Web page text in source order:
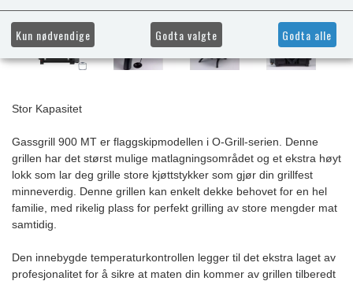
Stor Kapasitet
Gassgrill 900 MT er flaggskipmodellen i O-Grill-serien. Denne
grillen har det størst mulige matlagningsområdet og et ekstra høyt
lokk som lar deg grille store kjøttstykker som gjør din grillfest
minneverdig. Denne grillen kan enkelt dekke behovet for en hel
familie, med rikelig plass for perfekt grilling av store mengder mat
samtidig.
Den innebygde temperaturkontrollen legger til det ekstra laget av
profesjonalitet for å sikre at maten din kommer av grillen tilberedt
Kun nødvendige Godta valgte Godta alle